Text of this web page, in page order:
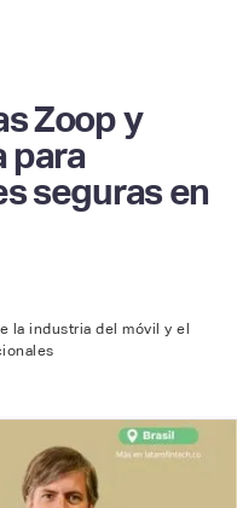
Zoop y
para
seguras en
la industria del móvil y el